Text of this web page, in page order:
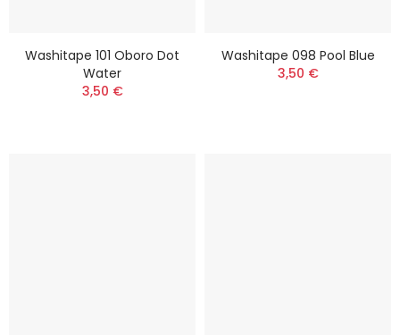
Washitape 101 Oboro Dot
Water
3,50 €
Washitape 098 Pool Blue
3,50 €